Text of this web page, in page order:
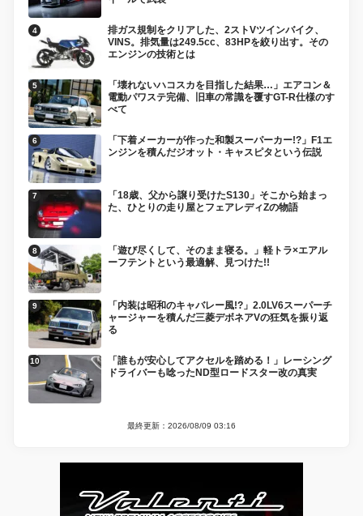
排ガス規制をクリアした、2ストVツインバイク、
VINS。排気量は249.5cc、83HPを絞り出す。その
エンジンの技術とは
「壊れないハコスカを目指した結果…」エアコン＆
電動パワステ完備、旧車の常識を覆すGT-R仕様のす
べて
「下着メーカーが作った和製スーパーカー!?」F1エ
ンジンを積んだジオット・キャスピタという伝説
「18歳、父から譲り受けたS130」そこから始まっ
た、ひとりの走り屋とフェアレディZの物語
「遊び尽くして、そのまま寝る。」軽トラ×エアル
ーフテントという最適解、見つけた!!
「内装は昭和のキャバレー風!?」2.0LV6スーパーチ
ャージャーを積んだ三菱デボネアVの狂気を振り返
る
「誰もが安心してアクセルを踏める！」レーシング
ドライバーも唸ったND型ロードスター改の真実
最終更新：2026/08/09 03:16